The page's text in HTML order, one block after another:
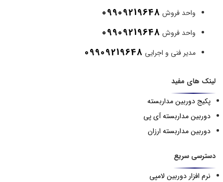
واحد فروش 09909219648
واحد فروش 09909219648
مدیر فنی و اجرایی 09909219648
لینک های مفید
پکیج دوربین مداربسته
دوربین مداربسته آی پی
دوربین مداربسته ارزان
دسترسی سریع
نرم افزار دوربین لامپی